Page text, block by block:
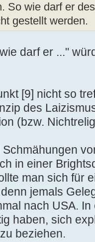
So wie darf er
gestellt werden.
darf er ..."
[9] nicht so
des
(bzw.
in einer
man sich für
jemals
nach USA.
haben, sich
beziehen.